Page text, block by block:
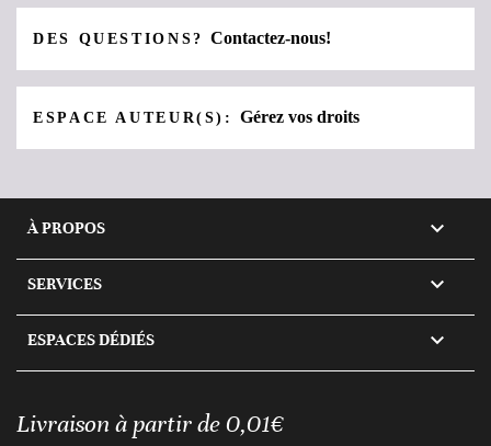
DES QUESTIONS?Contactez-nous!
ESPACE AUTEUR(S):Gérez vos droits
À PROPOS 
SERVICES 
ESPACES DÉDIÉS 
Livraison à partir de 0,01€